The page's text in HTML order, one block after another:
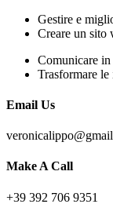
Gestire e
Creare un sito
Comunicare
Trasformare
Email Us
Make A Call
+39 392 706 9351